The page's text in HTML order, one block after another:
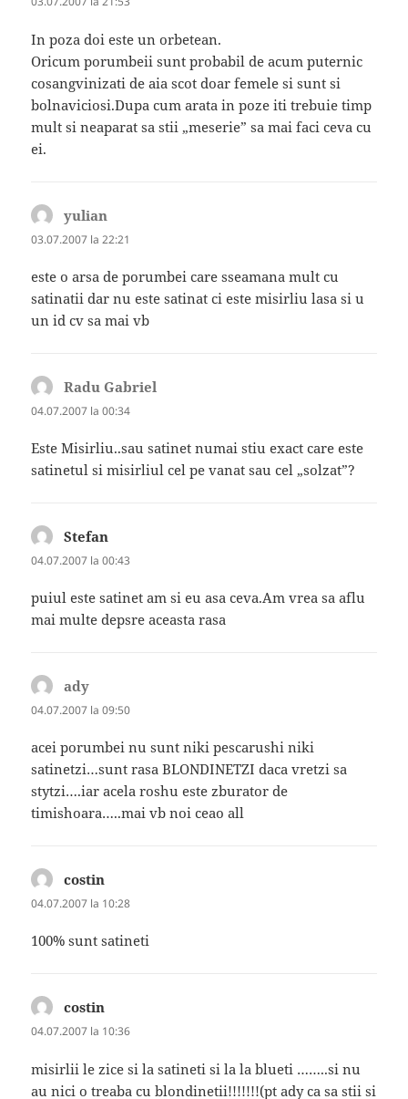
In poza doi este un orbetean.
Oricum porumbeii sunt probabil de acum puternic
cosangvinizati de aia scot doar femele si sunt si
bolnaviciosi.Dupa cum arata in poze iti trebuie timp
mult si neaparat sa stii „meserie” sa mai faci ceva cu
ei.
yulian
03.07.2007 la 22:21
este o arsa de porumbei care sseamana mult cu
satinatii dar nu este satinat ci este misirliu lasa si u
un id cv sa mai vb
Radu Gabriel
04.07.2007 la 00:34
Este Misirliu..sau satinet numai stiu exact care este
satinetul si misirliul cel pe vanat sau cel „solzat”?
Stefan
04.07.2007 la 00:43
puiul este satinet am si eu asa ceva.Am vrea sa aflu
mai multe depsre aceasta rasa
ady
04.07.2007 la 09:50
acei porumbei nu sunt niki pescarushi niki
satinetzi…sunt rasa BLONDINETZI daca vretzi sa
stytzi….iar acela roshu este zburator de
timishoara…..mai vb noi ceao all
costin
04.07.2007 la 10:28
100% sunt satineti
costin
04.07.2007 la 10:36
misirlii le zice si la satineti si la la blueti ……..si nu
au nici o treaba cu blondinetii!!!!!!!(pt ady ca sa stii si